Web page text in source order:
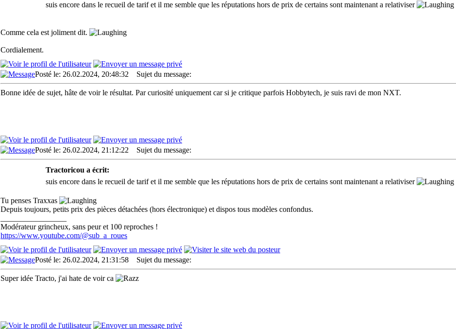
suis encore dans le recueil de tarif et il me semble que les réputations hors de prix de certains sont maintenant a relativiser
Comme cela est joliment dit.
Cordialement.
Posté le: 26.02.2024, 20:48:32 Sujet du message:
Bonne idée de sujet, hâte de voir le résultat. Par curiosité uniquement car si je critique parfois Hobbytech, je suis ravi de mon NXT.
Posté le: 26.02.2024, 21:12:22 Sujet du message:
Tractoricou a écrit:
suis encore dans le recueil de tarif et il me semble que les réputations hors de prix de certains sont maintenant a relativiser
Tu penses Traxxas
Depuis toujours, petits prix des pièces détachées (hors électronique) et dispos tous modèles confondus.
Modérateur grincheux, sans peur et 100 reproches !
https://www.youtube.com/@sub_a_roues
Posté le: 26.02.2024, 21:31:58 Sujet du message:
Super idée Tracto, j'ai hate de voir ca